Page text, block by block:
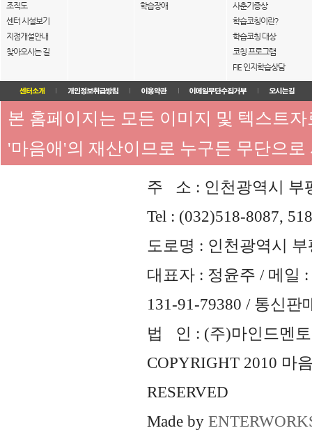
조직도
센터 시설보기
지점개설안내
찾아오시는 길
학습장애
사춘기증상
학습코칭이란?
학습코칭 대상
코칭 프로그램
FIE 인지학습상담
본 홈페이지는 모든 이미지 및 텍스트
'마음애'의 재산이므로 누구든 무단으
주 소 : 인천광역시 부
Tel : (032)518-8087,
도로명 : 인천광역시
대표자 : 정윤주 / 메일 :
131-91-79380 / 통신판
법 인 : (주)마인드멘토
COPYRIGHT 2010 마
RESERVED
Made by